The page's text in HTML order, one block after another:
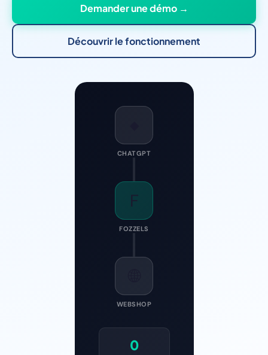
Demander une démo →
Découvrir le fonctionnement
CHATGPT
F
FOZZELS
WEBSHOP
0